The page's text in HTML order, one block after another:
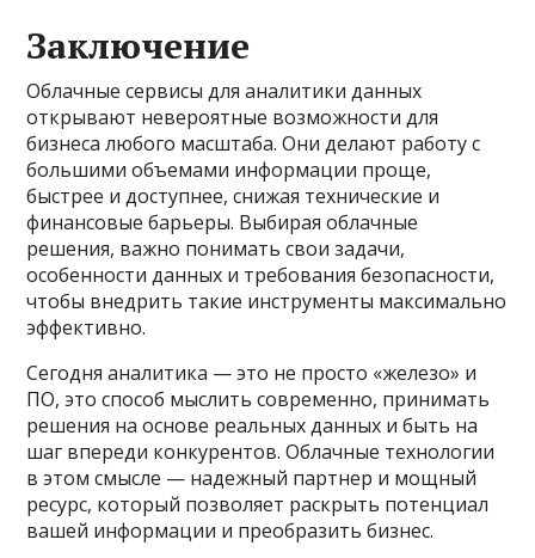
Заключение
Облачные сервисы для аналитики данных
открывают невероятные возможности для
бизнеса любого масштаба. Они делают работу с
большими объемами информации проще,
быстрее и доступнее, снижая технические и
финансовые барьеры. Выбирая облачные
решения, важно понимать свои задачи,
особенности данных и требования безопасности,
чтобы внедрить такие инструменты максимально
эффективно.
Сегодня аналитика — это не просто «железо» и
ПО, это способ мыслить современно, принимать
решения на основе реальных данных и быть на
шаг впереди конкурентов. Облачные технологии
в этом смысле — надежный партнер и мощный
ресурс, который позволяет раскрыть потенциал
вашей информации и преобразить бизнес.